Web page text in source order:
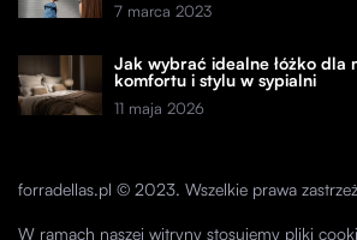
7 marca 2023
Jak wybrać idealne łóżko dla
komfortu i stylu w sypialni
11 maja 2026
forradellas.pl © 2023. Wszelkie prawa
W ramach naszej witryny stosujemy pliki